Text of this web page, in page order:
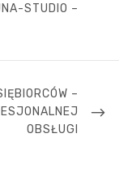
STUDIO –
–
OBSŁUGI